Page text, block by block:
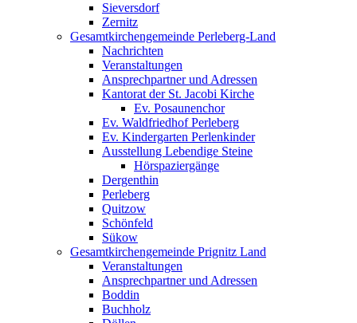
Sieversdorf
Zernitz
Gesamtkirchengemeinde Perleberg-Land
Nachrichten
Veranstaltungen
Ansprechpartner und Adressen
Kantorat der St. Jacobi Kirche
Ev. Posaunenchor
Ev. Waldfriedhof Perleberg
Ev. Kindergarten Perlenkinder
Ausstellung Lebendige Steine
Hörspaziergänge
Dergenthin
Perleberg
Quitzow
Schönfeld
Sükow
Gesamtkirchengemeinde Prignitz Land
Veranstaltungen
Ansprechpartner und Adressen
Boddin
Buchholz